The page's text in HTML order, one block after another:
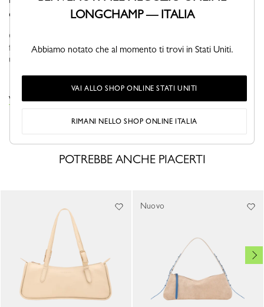
diverse opzioni di styling.
Questa nuova collezione introduce una silhouette elegante, dalla
forma slanciata realizzata in pelle morbida e flessibile. Ispirato a
una sella da equitazione, il design rettangolare ricurvo sfog...
VISUALIZZA LA COLLEZIONE LOOONG
POTREBBE ANCHE PIACERTI
Nuovo
LONGCHAMP — ITALIA
Abbiamo notato che al momento ti trovi in Stati Uniti.
VAI ALLO SHOP ONLINE STATI UNITI
RIMANI NELLO SHOP ONLINE ITALIA